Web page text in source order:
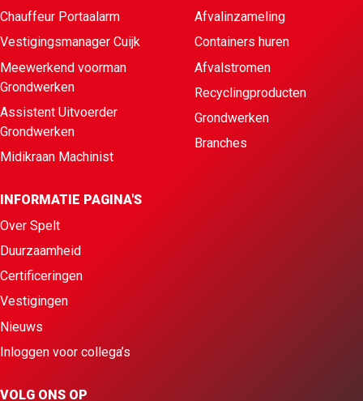
Chauffeur Portaalarm
Vestigingsmanager Cuijk
Meewerkend voorman
Grondwerken
Assistent Uitvoerder
Grondwerken
Midikraan Machinist
Afvalinzameling
Containers huren
Afvalstromen
Recyclingproducten
Grondwerken
Branches
INFORMATIE PAGINA'S
Over Spelt
Duurzaamheid
Certificeringen
Vestigingen
Nieuws
Inloggen voor collega’s
VOLG ONS OP